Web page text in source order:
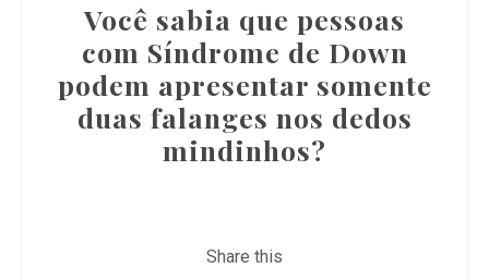
Você sabia que pessoas
com Síndrome de Down
podem apresentar somente
duas falanges nos dedos
mindinhos?